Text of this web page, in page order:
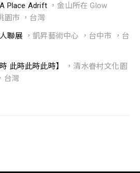
Place Adrift ，金山所在 Glow
園市 ，台灣
聯展，凱昇藝術中心 ，台中市 ，台
此時此時此時】
，清水眷村文化園
台灣